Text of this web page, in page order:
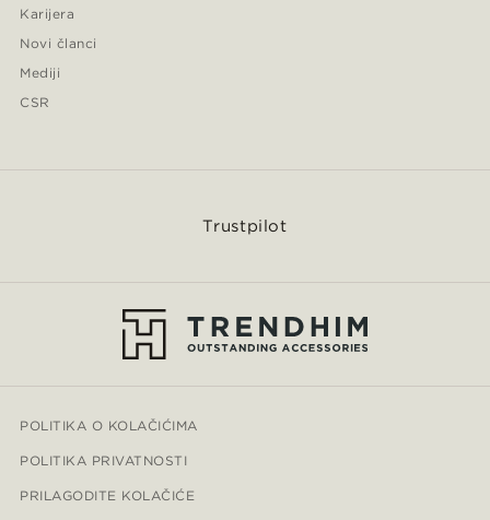
Karijera
Novi članci
Mediji
CSR
Trustpilot
POLITIKA O KOLAČIĆIMA
POLITIKA PRIVATNOSTI
PRILAGODITE KOLAČIĆE